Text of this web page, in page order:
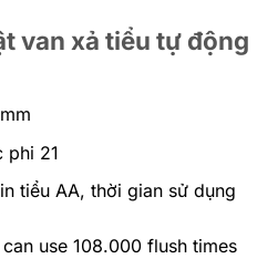
van xả tiểu tự động
phi 21
tiểu AA, thời gian sử dụng
use 108.000 flush times